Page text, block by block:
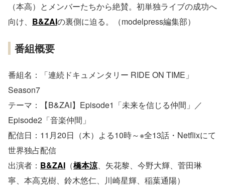
（本高）とメンバーたちから絶賛。初単独ライブの成功へ
向け、 B&ZAIの裏側に迫る。（modelpress編集部）
番組概要
番組名：「連続ドキュメンタリー RIDE ON TIME」
Season7
テーマ：【B&ZAI】Episode1「未来を信じる仲間」／
Episode2「音楽仲間」
配信日：11月20日（木）よる10時～※全13話・Netflixにて
世界独占配信
出演者： B&ZAI （橋本涼、矢花黎、今野大輝、菅田琳
寧、本高克樹、鈴木悠仁、川崎星輝、稲葉通陽）